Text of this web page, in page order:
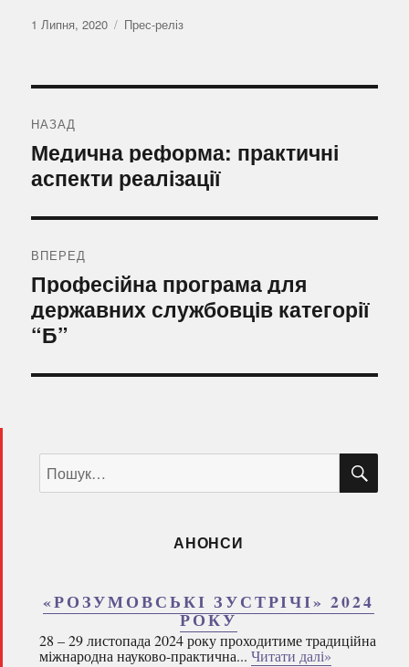
Оприлюднено
1 Липня, 2020 Категорії
Прес-реліз
записів
НАЗАД
Попередній
запис:
Медична реформа: практичні
аспекти реалізації
ВПЕРЕД
Наступний
запис:
Професійна програма для
державних службовців категорії
“Б”
за
запитом:
АНОНСИ
«РОЗУМОВСЬКІ ЗУСТРІЧІ» 2024
РОКУ
28 – 29 листопада 2024 року проходитиме традиційна
міжнародна науково-практична... Читати далі»